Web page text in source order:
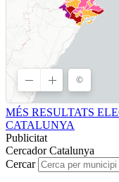
MÉS RESULTATS
CATALUNYA
Publicitat
Cercador Catalunya
Cercar